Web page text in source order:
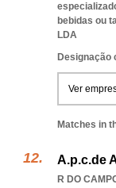
bebidas ou
LDA
Designação
Ver
Matches in
A.p.c.de
R DO